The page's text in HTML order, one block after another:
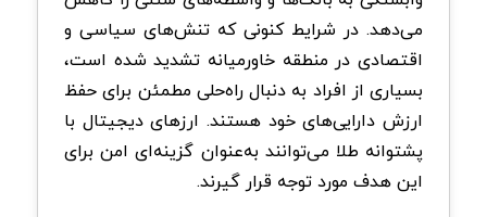
می‌دهد. در شرایط کنونی که تنش‌های سیاسی و
اقتصادی در منطقه خاورمیانه تشدید شده است،
بسیاری از افراد به دنبال راه‌حلی مطمئن برای حفظ
ارزش دارایی‌های خود هستند. ارزهای دیجیتال با
پشتوانه طلا می‌توانند به‌عنوان گزینه‌ای امن برای
این هدف مورد توجه قرار گیرند.